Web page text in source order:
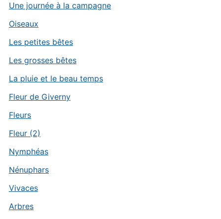
Une journée à la campagne
Oiseaux
Les petites bêtes
Les grosses bêtes
La pluie et le beau temps
Fleur de Giverny
Fleurs
Fleur (2)
Nymphéas
Nénuphars
Vivaces
Arbres